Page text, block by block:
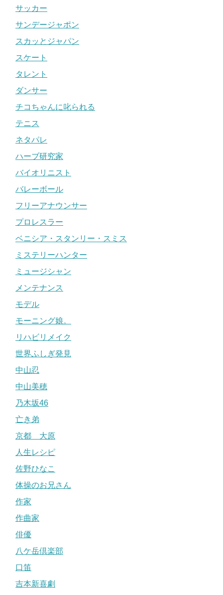
サッカー
サンデージャポン
スカッとジャパン
スケート
タレント
ダンサー
チコちゃんに叱られる
テニス
ネタパレ
ハーブ研究家
バイオリニスト
バレーボール
フリーアナウンサー
プロレスラー
ベニシア・スタンリー・スミス
ミステリーハンター
ミュージシャン
メンテナンス
モデル
モーニング娘。
リハビリメイク
世界ふしぎ発見
中山忍
中山美穂
乃木坂46
亡き弟
京都 大原
人生レシピ
佐野ひなこ
体操のお兄さん
作家
作曲家
俳優
八ケ岳倶楽部
口笛
吉本新喜劇